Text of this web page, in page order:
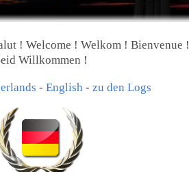
! Welcome ! Welkom ! Bienvenue !
Willkommen !
- English - zu den Logs